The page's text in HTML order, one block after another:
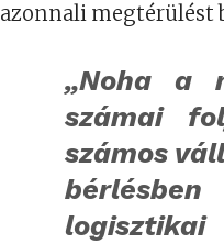
azonnali megtérülést
„Noha a
számai
számos